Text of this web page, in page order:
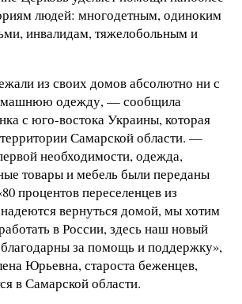
людей: многодетным, одиноким
инвалидам, тяжелобольным и
из своих домов абсолютно ни с
одежду, — сообщила
с юго-востока Украины, которая
Самарской области. —
необходимости, одежда,
товары и мебель были переданы
процентов переселенцев из
вернуться домой, мы хотим
в России, здесь наш новый
за помощь и поддержку»,
Юрьевна, староста беженцев,
в Самарской области.